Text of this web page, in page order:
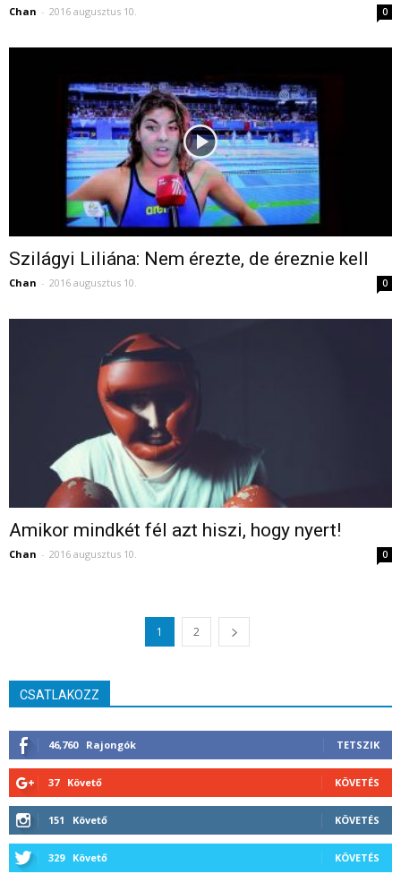
Chan - 2016 augusztus 10. 0
Szilágyi Liliána: Nem érezte, de éreznie kell
Chan - 2016 augusztus 10. 0
Amikor mindkét fél azt hiszi, hogy nyert!
Chan - 2016 augusztus 10. 0
1 2
CSATLAKOZZ
46,760 Rajongók TETSZIK
37 Követő KÖVETÉS
151 Követő KÖVETÉS
329 Követő KÖVETÉS